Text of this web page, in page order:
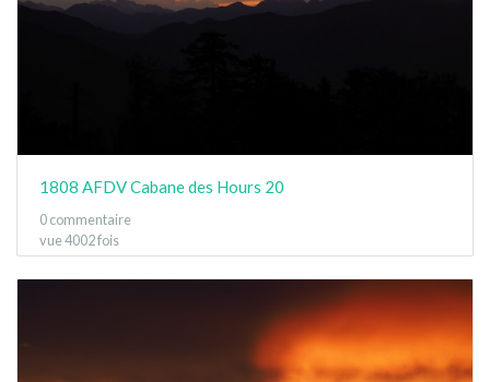
1808 AFDV Cabane des Hours 20
0 commentaire
vue 4002 fois